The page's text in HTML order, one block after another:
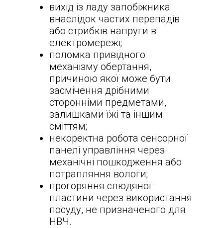
вихід із ладу запобіжника
внаслідок частих перепадів
або стрибків напруги в
електромережі;
поломка привідного
механізму обертання,
причиною якої може бути
засмічення дрібними
сторонніми предметами,
залишками їжі та іншим
сміттям;
некоректна робота сенсорної
панелі управління через
механічні пошкодження або
потрапляння вологи;
прогоряння слюдяної
пластини через використання
посуду, не призначеного для
НВЧ.